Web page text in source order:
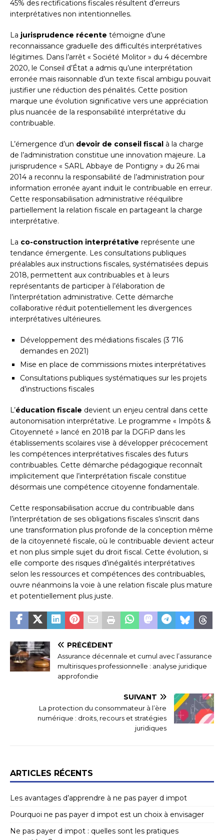
45% des rectifications fiscales résultent d’erreurs
interprétatives non intentionnelles.
La jurisprudence récente témoigne d’une
reconnaissance graduelle des difficultés interprétatives
légitimes. Dans l’arrêt « Société Molitor » du 4 décembre
2020, le Conseil d’État a admis qu’une interprétation
erronée mais raisonnable d’un texte fiscal ambigu pouvait
justifier une réduction des pénalités. Cette position
marque une évolution significative vers une appréciation
plus nuancée de la responsabilité interprétative du
contribuable.
L’émergence d’un devoir de conseil fiscal à la charge
de l’administration constitue une innovation majeure. La
jurisprudence « SARL Abbaye de Pontigny » du 26 mai
2014 a reconnu la responsabilité de l’administration pour
information erronée ayant induit le contribuable en erreur.
Cette responsabilisation administrative rééquilibre
partiellement la relation fiscale en partageant la charge
interprétative.
La co-construction interprétative représente une
tendance émergente. Les consultations publiques
préalables aux instructions fiscales, systématisées depuis
2018, permettent aux contribuables et à leurs
représentants de participer à l’élaboration de
l’interprétation administrative. Cette démarche
collaborative réduit potentiellement les divergences
interprétatives ultérieures.
Développement des médiations fiscales (3 716
demandes en 2021)
Mise en place de commissions mixtes interprétatives
Consultations publiques systématiques sur les projets
d’instructions fiscales
L’éducation fiscale devient un enjeu central dans cette
autonomisation interprétative. Le programme « Impôts &
Citoyenneté » lancé en 2018 par la DGFiP dans les
établissements scolaires vise à développer précocement
les compétences interprétatives fiscales des futurs
contribuables. Cette démarche pédagogique reconnaît
implicitement que l’interprétation fiscale constitue
désormais une compétence citoyenne fondamentale.
Cette responsabilisation accrue du contribuable dans
l’interprétation de ses obligations fiscales s’inscrit dans
une transformation plus profonde de la conception même
de la citoyenneté fiscale, où le contribuable devient acteur
et non plus simple sujet du droit fiscal. Cette évolution, si
elle comporte des risques d’inégalités interprétatives
selon les ressources et compétences des contribuables,
ouvre néanmoins la voie à une relation fiscale plus mature
et potentiellement plus juste.
PRÉCÉDENT
Assurance décennale et cumul avec l’assurance
multirisques professionnelle : analyse juridique
approfondie
SUIVANT
La protection du consommateur à l’ère
numérique : droits, recours et stratégies
juridiques
ARTICLES RÉCENTS
Les avantages d’apprendre à ne pas payer d impot
Pourquoi ne pas payer d impot est un choix à envisager
Ne pas payer d impot : quelles sont les pratiques